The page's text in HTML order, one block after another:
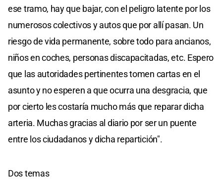
ese tramo, hay que bajar, con el peligro latente por los
numerosos colectivos y autos que por allí pasan. Un
riesgo de vida permanente, sobre todo para ancianos,
niños en coches, personas discapacitadas, etc. Espero
que las autoridades pertinentes tomen cartas en el
asunto y no esperen a que ocurra una desgracia, que
por cierto les costaría mucho más que reparar dicha
arteria. Muchas gracias al diario por ser un puente
entre los ciudadanos y dicha repartición".
Dos temas